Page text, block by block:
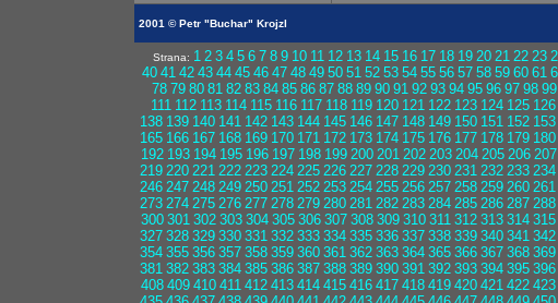
2001 © Petr "Buchar" Krojzl
Strana: 1 2 3 4 5 6 7 8 9 10 11 12 13 14 15 16 17 18 19 20 21 22 23
40 41 42 43 44 45 46 47 48 49 50 51 52 53 54 55 56 57 58 59 60 61
78 79 80 81 82 83 84 85 86 87 88 89 90 91 92 93 94 95 96 97 98 99
111 112 113 114 115 116 117 118 119 120 121 122 123 124 125 126
138 139 140 141 142 143 144 145 146 147 148 149 150 151 152 153
165 166 167 168 169 170 171 172 173 174 175 176 177 178 179 180
192 193 194 195 196 197 198 199 200 201 202 203 204 205 206 207
219 220 221 222 223 224 225 226 227 228 229 230 231 232 233 234
246 247 248 249 250 251 252 253 254 255 256 257 258 259 260 261
273 274 275 276 277 278 279 280 281 282 283 284 285 286 287 288
300 301 302 303 304 305 306 307 308 309 310 311 312 313 314 315
327 328 329 330 331 332 333 334 335 336 337 338 339 340 341 342
354 355 356 357 358 359 360 361 362 363 364 365 366 367 368 369
381 382 383 384 385 386 387 388 389 390 391 392 393 394 395 396
408 409 410 411 412 413 414 415 416 417 418 419 420 421 422 423